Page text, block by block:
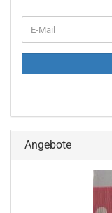
ZUR
E-
Mail
Angebote